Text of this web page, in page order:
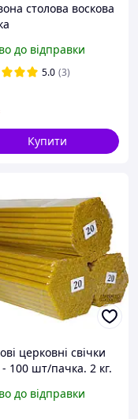
столова воскова
до відправки
5.0 (3)
Купити
церковні свічки
100 шт/пачка. 2 кг.
до відправки